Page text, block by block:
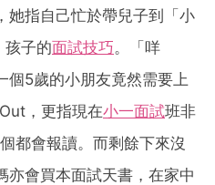
她指自己忙於帶兒子到「小
子的面試技巧。「咩
個5歲的小朋友竟然需要上
，更指現在小一面試班非
都會報讀。而剩餘下來沒
亦會買本面試天書，在家中